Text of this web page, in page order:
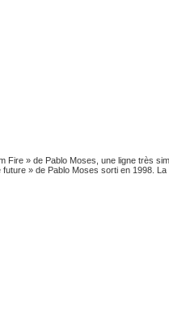
Fire » de Pablo Moses, une ligne très
future » de Pablo Moses sorti en 1998.